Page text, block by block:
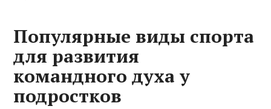
Популярные виды спорта
для развития
командного духа у
подростков